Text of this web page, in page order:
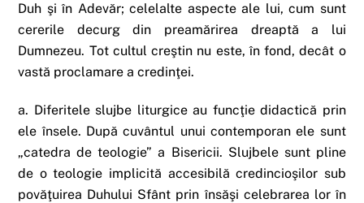
Duh şi în Adevăr; celelalte aspecte ale lui, cum sunt
cererile decurg din preamărirea dreaptă a lui
Dumnezeu. Tot cultul creştin nu este, în fond, decât o
vastă proclamare a credinţei.
a. Diferitele slujbe liturgice au funcţie didactică prin
ele însele. După cuvântul unui contemporan ele sunt
„catedra de teologie” a Bisericii. Slujbele sunt pline
de o teologie implicită accesibilă credincioşilor sub
povăţuirea Duhului Sfânt prin însăşi celebrarea lor în